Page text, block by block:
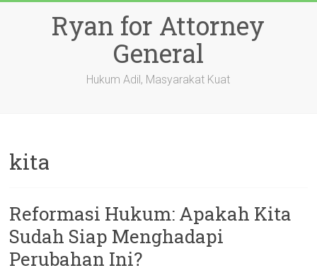
Ryan for Attorney
General
Hukum Adil, Masyarakat Kuat
kita
Reformasi Hukum: Apakah Kita
Sudah Siap Menghadapi
Perubahan Ini?